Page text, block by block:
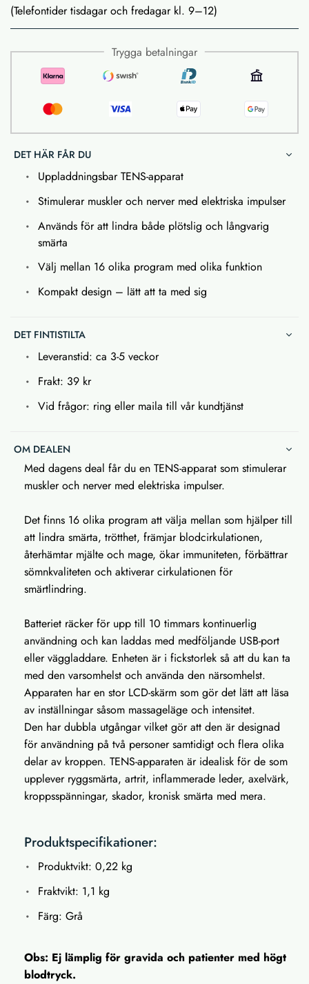
(Telefontider tisdagar och fredagar kl. 9–12)
Trygga betalningar
DET HÄR FÅR DU
Uppladdningsbar TENS-apparat
Stimulerar muskler och nerver med elektriska impulser
Används för att lindra både plötslig och långvarig
smärta
Välj mellan 16 olika program med olika funktion
Kompakt design – lätt att ta med sig
DET FINTISTILTA
Leveranstid: ca 3-5 veckor
Frakt: 39 kr
Vid frågor: ring eller maila till vår kundtjänst
OM DEALEN
Med dagens deal får du en TENS-apparat som stimulerar
muskler och nerver med elektriska impulser.
Det finns 16 olika program att välja mellan som hjälper till
att lindra smärta, trötthet, främjar blodcirkulationen,
återhämtar mjälte och mage, ökar immuniteten, förbättrar
sömnkvaliteten och aktiverar cirkulationen för
smärtlindring.
Batteriet räcker för upp till 10 timmars kontinuerlig
användning och kan laddas med medföljande USB-port
eller väggladdare. Enheten är i fickstorlek så att du kan ta
med den varsomhelst och använda den närsomhelst.
Apparaten har en stor LCD-skärm som gör det lätt att läsa
av inställningar såsom massageläge och intensitet.
Den har dubbla utgångar vilket gör att den är designad
för användning på två personer samtidigt och flera olika
delar av kroppen. TENS-apparaten är idealisk för de som
upplever ryggsmärta, artrit, inflammerade leder, axelvärk,
kroppsspänningar, skador, kronisk smärta med mera.
Produktspecifikationer:
Produktvikt: 0,22 kg
Fraktvikt: 1,1 kg
Färg: Grå
Obs: Ej lämplig för gravida och patienter med högt
blodtryck.